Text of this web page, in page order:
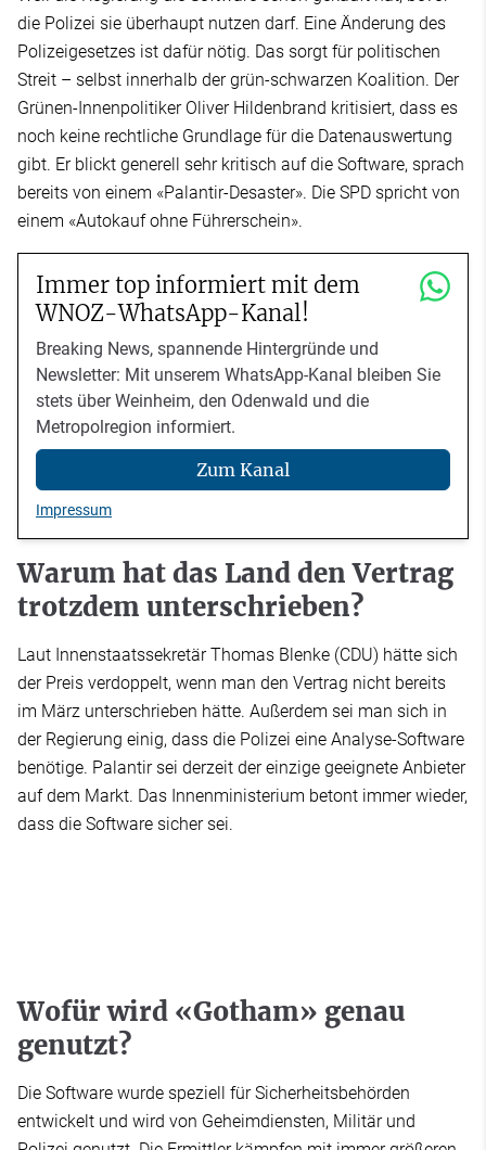
die Polizei sie überhaupt nutzen darf. Eine Änderung des
Polizeigesetzes ist dafür nötig. Das sorgt für politischen
Streit – selbst innerhalb der grün-schwarzen Koalition. Der
Grünen-Innenpolitiker Oliver Hildenbrand kritisiert, dass es
noch keine rechtliche Grundlage für die Datenauswertung
gibt. Er blickt generell sehr kritisch auf die Software, sprach
bereits von einem «Palantir-Desaster». Die SPD spricht von
einem «Autokauf ohne Führerschein».
Immer top informiert mit dem
WNOZ-WhatsApp-Kanal!
Breaking News, spannende Hintergründe und
Newsletter: Mit unserem WhatsApp-Kanal bleiben Sie
stets über Weinheim, den Odenwald und die
Metropolregion informiert.
Zum Kanal
Impressum
Warum hat das Land den Vertrag
trotzdem unterschrieben?
Laut Innenstaatssekretär Thomas Blenke (CDU) hätte sich
der Preis verdoppelt, wenn man den Vertrag nicht bereits
im März unterschrieben hätte. Außerdem sei man sich in
der Regierung einig, dass die Polizei eine Analyse-Software
benötige. Palantir sei derzeit der einzige geeignete Anbieter
auf dem Markt. Das Innenministerium betont immer wieder,
dass die Software sicher sei.
Wofür wird «Gotham» genau
genutzt?
Die Software wurde speziell für Sicherheitsbehörden
entwickelt und wird von Geheimdiensten, Militär und